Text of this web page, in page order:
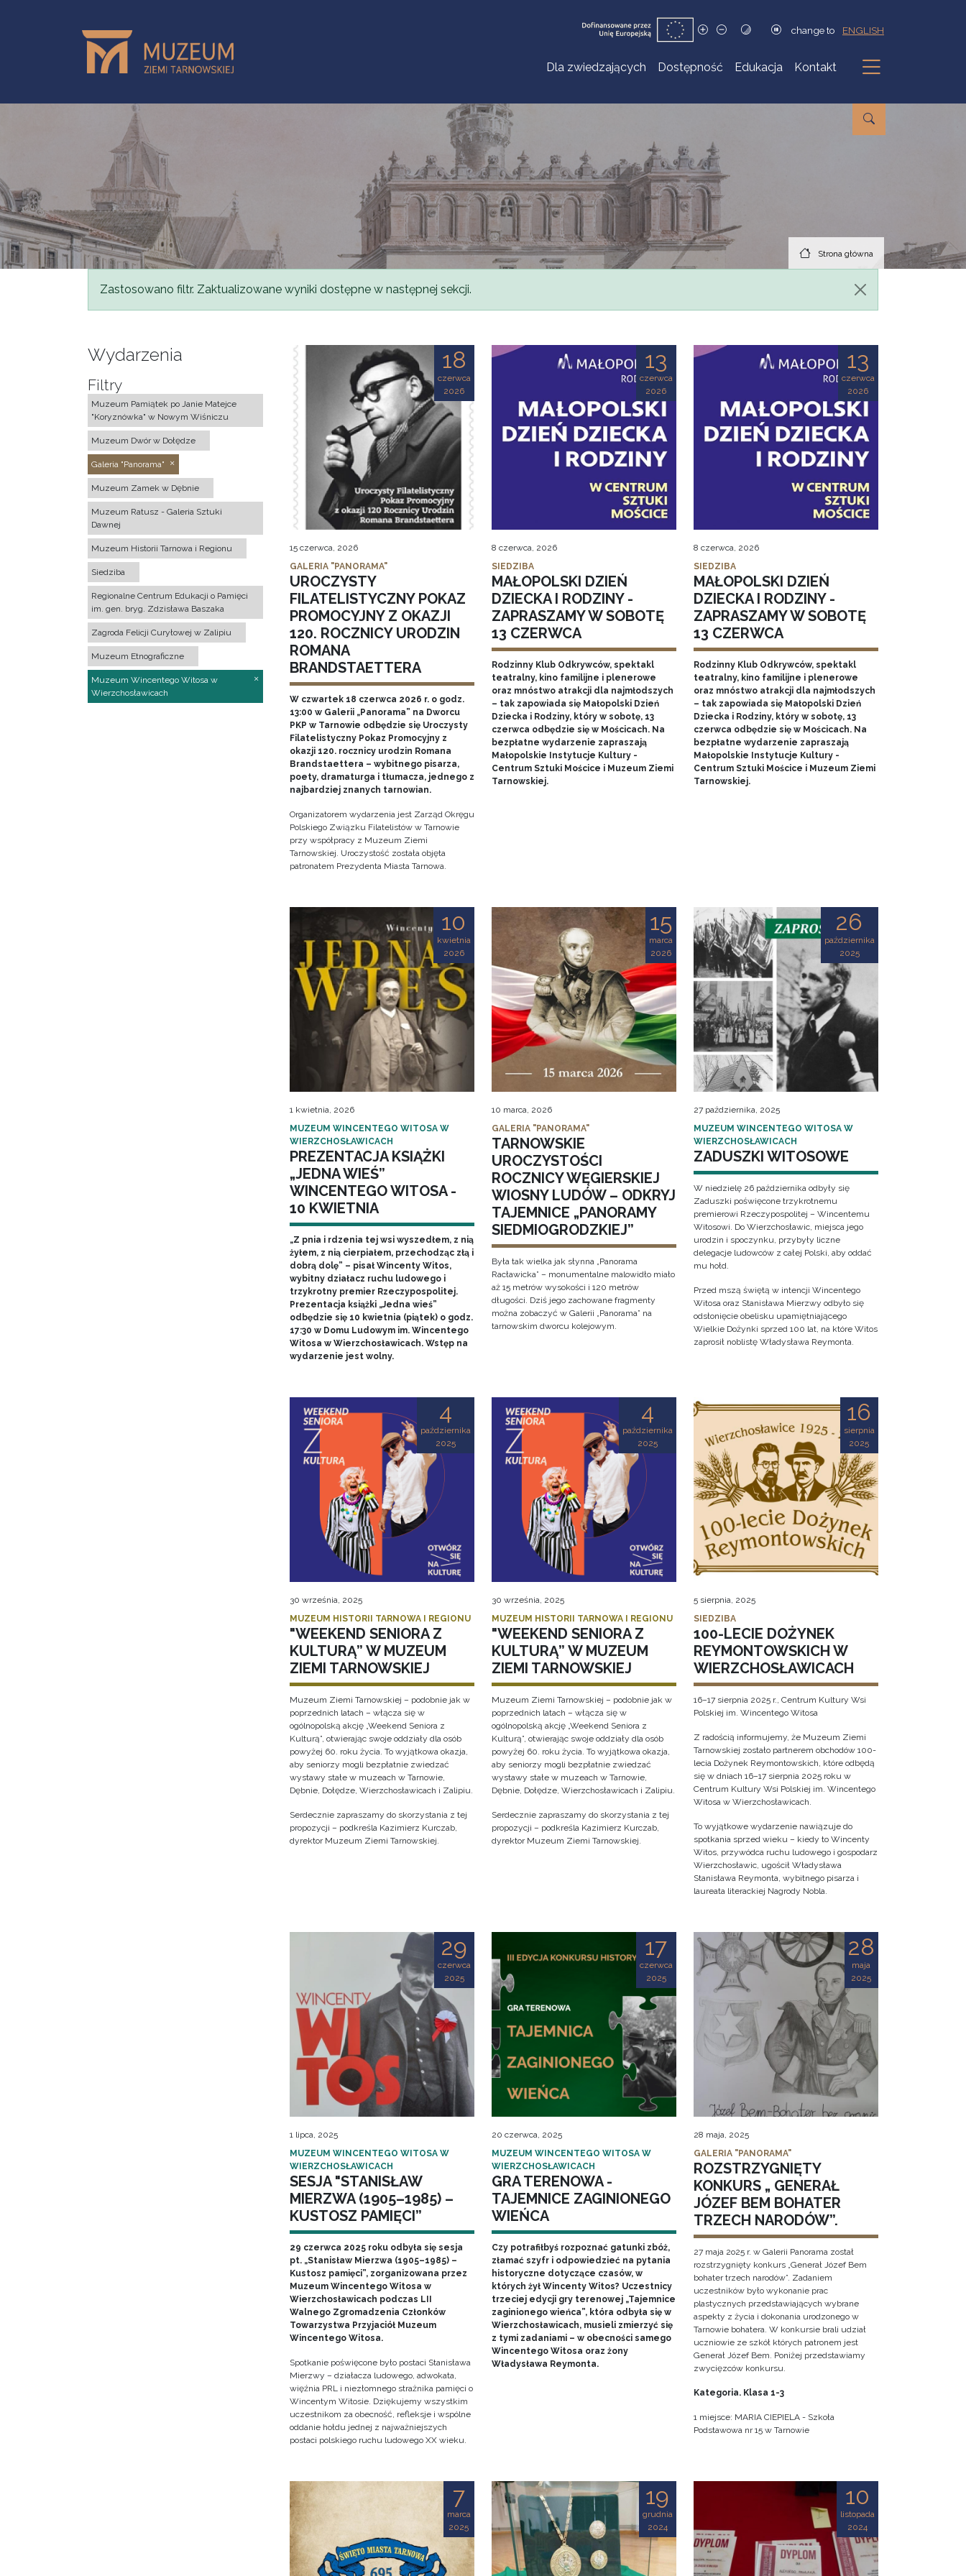
change to ENGLISH
Dla zwiedzających Dostępność Edukacja Kontakt
Podmenu
Strona główna
Komunikat
Zastosowano filtr. Zaktualizowane wyniki dostępne w następnej sekcji.
Wydarzenia
Filtry
Muzeum Pamiątek po Janie Matejce
"Koryznówka" w Nowym Wiśniczu
Muzeum Dwór w Dołędze
Galeria "Panorama"
Muzeum Zamek w Dębnie
Muzeum Ratusz - Galeria Sztuki
Dawnej
Muzeum Historii Tarnowa i Regionu
Siedziba
Regionalne Centrum Edukacji o Pamięci
im. gen. bryg. Zdzisława Baszaka
Zagroda Felicji Curyłowej w Zalipiu
Muzeum Etnograficzne
Muzeum Wincentego Witosa w
Wierzchosławicach
18
czerwca
2026
15 czerwca, 2026
GALERIA "PANORAMA"
UROCZYSTY
FILATELISTYCZNY POKAZ
PROMOCYJNY Z OKAZJI
120. ROCZNICY URODZIN
ROMANA
BRANDSTAETTERA
W czwartek 18 czerwca 2026 r. o godz.
13:00 w Galerii „Panorama” na Dworcu
PKP w Tarnowie odbędzie się Uroczysty
Filatelistyczny Pokaz Promocyjny z
okazji 120. rocznicy urodzin Romana
Brandstaettera – wybitnego pisarza,
poety, dramaturga i tłumacza, jednego z
najbardziej znanych tarnowian.
Organizatorem wydarzenia jest Zarząd Okręgu
Polskiego Związku Filatelistów w Tarnowie
przy współpracy z Muzeum Ziemi
Tarnowskiej. Uroczystość została objęta
patronatem Prezydenta Miasta Tarnowa.
13
czerwca
2026
8 czerwca, 2026
SIEDZIBA
MAŁOPOLSKI DZIEŃ
DZIECKA I RODZINY -
ZAPRASZAMY W SOBOTĘ
13 CZERWCA
Rodzinny Klub Odkrywców, spektakl
teatralny, kino familijne i plenerowe
oraz mnóstwo atrakcji dla najmłodszych
– tak zapowiada się Małopolski Dzień
Dziecka i Rodziny, który w sobotę, 13
czerwca odbędzie się w Mościcach. Na
bezpłatne wydarzenie zapraszają
Małopolskie Instytucje Kultury -
Centrum Sztuki Mościce i Muzeum Ziemi
Tarnowskiej.
13
czerwca
2026
8 czerwca, 2026
SIEDZIBA
MAŁOPOLSKI DZIEŃ
DZIECKA I RODZINY -
ZAPRASZAMY W SOBOTĘ
13 CZERWCA
Rodzinny Klub Odkrywców, spektakl
teatralny, kino familijne i plenerowe
oraz mnóstwo atrakcji dla najmłodszych
– tak zapowiada się Małopolski Dzień
Dziecka i Rodziny, który w sobotę, 13
czerwca odbędzie się w Mościcach. Na
bezpłatne wydarzenie zapraszają
Małopolskie Instytucje Kultury -
Centrum Sztuki Mościce i Muzeum Ziemi
Tarnowskiej.
10
kwietnia
2026
1 kwietnia, 2026
MUZEUM WINCENTEGO WITOSA W
WIERZCHOSŁAWICACH
PREZENTACJA KSIĄŻKI
„JEDNA WIEŚ”
WINCENTEGO WITOSA -
10 KWIETNIA
„Z pnia i rdzenia tej wsi wyszedłem, z nią
żyłem, z nią cierpiałem, przechodząc złą i
dobrą dolę” – pisał Wincenty Witos,
wybitny działacz ruchu ludowego i
trzykrotny premier Rzeczypospolitej.
Prezentacja książki „Jedna wieś”
odbędzie się 10 kwietnia (piątek) o godz.
17:30 w Domu Ludowym im. Wincentego
Witosa w Wierzchosławicach. Wstęp na
wydarzenie jest wolny.
15
marca
2026
10 marca, 2026
GALERIA "PANORAMA"
TARNOWSKIE
UROCZYSTOŚCI
ROCZNICY WĘGIERSKIEJ
WIOSNY LUDÓW – ODKRYJ
TAJEMNICE „PANORAMY
SIEDMIOGRODZKIEJ”
Była tak wielka jak słynna „Panorama
Racławicka” – monumentalne malowidło miało
aż 15 metrów wysokości i 120 metrów
długości. Dziś jego zachowane fragmenty
można zobaczyć w Galerii „Panorama” na
tarnowskim dworcu kolejowym.
26
października
2025
27 października, 2025
MUZEUM WINCENTEGO WITOSA W
WIERZCHOSŁAWICACH
ZADUSZKI WITOSOWE
W niedzielę 26 października odbyły się
Zaduszki poświęcone trzykrotnemu
premierowi Rzeczypospolitej – Wincentemu
Witosowi. Do Wierzchosławic, miejsca jego
urodzin i spoczynku, przybyły liczne
delegacje ludowców z całej Polski, aby oddać
mu hołd.
Przed mszą świętą w intencji Wincentego
Witosa oraz Stanisława Mierzwy odbyło się
odsłonięcie obelisku upamiętniającego
Wielkie Dożynki sprzed 100 lat, na które Witos
zaprosił noblistę Władysława Reymonta.
4
października
2025
30 września, 2025
MUZEUM HISTORII TARNOWA I REGIONU
"WEEKEND SENIORA Z
KULTURĄ” W MUZEUM
ZIEMI TARNOWSKIEJ
Muzeum Ziemi Tarnowskiej – podobnie jak w
poprzednich latach – włącza się w
ogólnopolską akcję „Weekend Seniora z
Kulturą”, otwierając swoje oddziały dla osób
powyżej 60. roku życia. To wyjątkowa okazja,
aby seniorzy mogli bezpłatnie zwiedzać
wystawy stałe w muzeach w Tarnowie,
Dębnie, Dołędze, Wierzchosławicach i Zalipiu.
Serdecznie zapraszamy do skorzystania z tej
propozycji – podkreśla Kazimierz Kurczab,
dyrektor Muzeum Ziemi Tarnowskiej.
4
października
2025
30 września, 2025
MUZEUM HISTORII TARNOWA I REGIONU
"WEEKEND SENIORA Z
KULTURĄ” W MUZEUM
ZIEMI TARNOWSKIEJ
Muzeum Ziemi Tarnowskiej – podobnie jak w
poprzednich latach – włącza się w
ogólnopolską akcję „Weekend Seniora z
Kulturą”, otwierając swoje oddziały dla osób
powyżej 60. roku życia. To wyjątkowa okazja,
aby seniorzy mogli bezpłatnie zwiedzać
wystawy stałe w muzeach w Tarnowie,
Dębnie, Dołędze, Wierzchosławicach i Zalipiu.
Serdecznie zapraszamy do skorzystania z tej
propozycji – podkreśla Kazimierz Kurczab,
dyrektor Muzeum Ziemi Tarnowskiej.
16
sierpnia
2025
5 sierpnia, 2025
SIEDZIBA
100-LECIE DOŻYNEK
REYMONTOWSKICH W
WIERZCHOSŁAWICACH
16–17 sierpnia 2025 r., Centrum Kultury Wsi
Polskiej im. Wincentego Witosa
Z radością informujemy, że Muzeum Ziemi
Tarnowskiej zostało partnerem obchodów 100-
lecia Dożynek Reymontowskich, które odbędą
się w dniach 16–17 sierpnia 2025 roku w
Centrum Kultury Wsi Polskiej im. Wincentego
Witosa w Wierzchosławicach.
To wyjątkowe wydarzenie nawiązuje do
spotkania sprzed wieku – kiedy to Wincenty
Witos, przywódca ruchu ludowego i gospodarz
Wierzchosławic, ugościł Władysława
Stanisława Reymonta, wybitnego pisarza i
laureata literackiej Nagrody Nobla.
29
czerwca
2025
1 lipca, 2025
MUZEUM WINCENTEGO WITOSA W
WIERZCHOSŁAWICACH
SESJA "STANISŁAW
MIERZWA (1905–1985) –
KUSTOSZ PAMIĘCI”
29 czerwca 2025 roku odbyła się sesja
pt. „Stanisław Mierzwa (1905–1985) –
Kustosz pamięci”, zorganizowana przez
Muzeum Wincentego Witosa w
Wierzchosławicach podczas LII
Walnego Zgromadzenia Członków
Towarzystwa Przyjaciół Muzeum
Wincentego Witosa.
Spotkanie poświęcone było postaci Stanisława
Mierzwy – działacza ludowego, adwokata,
więźnia PRL i niezłomnego strażnika pamięci o
Wincentym Witosie. Dziękujemy wszystkim
uczestnikom za obecność, refleksje i wspólne
oddanie hołdu jednej z najważniejszych
postaci polskiego ruchu ludowego XX wieku.
17
czerwca
2025
20 czerwca, 2025
MUZEUM WINCENTEGO WITOSA W
WIERZCHOSŁAWICACH
GRA TERENOWA -
TAJEMNICE ZAGINIONEGO
WIEŃCA
Czy potrafiłbyś rozpoznać gatunki zbóż,
złamać szyfr i odpowiedzieć na pytania
historyczne dotyczące czasów, w
których żył Wincenty Witos? Uczestnicy
trzeciej edycji gry terenowej „Tajemnice
zaginionego wieńca”, która odbyła się w
Wierzchosławicach, musieli zmierzyć się
z tymi zadaniami – w obecności samego
Wincentego Witosa oraz żony
Władysława Reymonta.
28
maja
2025
28 maja, 2025
GALERIA "PANORAMA"
ROZSTRZYGNIĘTY
KONKURS „ GENERAŁ
JÓZEF BEM BOHATER
TRZECH NARODÓW”.
27 maja 2o25 r. w Galerii Panorama został
rozstrzygnięty konkurs „Generał Józef Bem
bohater trzech narodów”. Zadaniem
uczestników było wykonanie prac
plastycznych przedstawiających wybrane
aspekty z życia i dokonania urodzonego w
Tarnowie bohatera. W konkursie brali udział
uczniowie ze szkół których patronem jest
Generał Józef Bem. Poniżej przedstawiamy
zwycięzców konkursu.
Kategoria. Klasa 1-3
1 miejsce: MARIA CIEPIELA - Szkoła
Podstawowa nr 15 w Tarnowie
7
marca
2025
19
grudnia
2024
10
listopada
2024